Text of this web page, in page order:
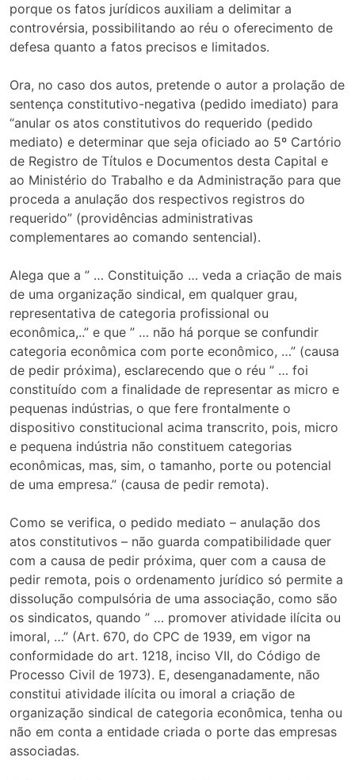
porque os fatos jurídicos auxiliam a delimitar a
controvérsia, possibilitando ao réu o oferecimento de
defesa quanto a fatos precisos e limitados.
Ora, no caso dos autos, pretende o autor a prolação de
sentença constitutivo-negativa (pedido imediato) para
“anular os atos constitutivos do requerido (pedido
mediato) e determinar que seja oficiado ao 5º Cartório
de Registro de Títulos e Documentos desta Capital e
ao Ministério do Trabalho e da Administração para que
proceda a anulação dos respectivos registros do
requerido” (providências administrativas
complementares ao comando sentencial).
Alega que a ” … Constituição … veda a criação de mais
de uma organização sindical, em qualquer grau,
representativa de categoria profissional ou
econômica,..” e que ” … não há porque se confundir
categoria econômica com porte econômico, …” (causa
de pedir próxima), esclarecendo que o réu ” … foi
constituído com a finalidade de representar as micro e
pequenas indústrias, o que fere frontalmente o
dispositivo constitucional acima transcrito, pois, micro
e pequena indústria não constituem categorias
econômicas, mas, sim, o tamanho, porte ou potencial
de uma empresa.” (causa de pedir remota).
Como se verifica, o pedido mediato – anulação dos
atos constitutivos – não guarda compatibilidade quer
com a causa de pedir próxima, quer com a causa de
pedir remota, pois o ordenamento jurídico só permite a
dissolução compulsória de uma associação, como são
os sindicatos, quando ” … promover atividade ilícita ou
imoral, …” (Art. 670, do CPC de 1939, em vigor na
conformidade do art. 1218, inciso VII, do Código de
Processo Civil de 1973). E, desenganadamente, não
constitui atividade ilícita ou imoral a criação de
organização sindical de categoria econômica, tenha ou
não em conta a entidade criada o porte das empresas
associadas.